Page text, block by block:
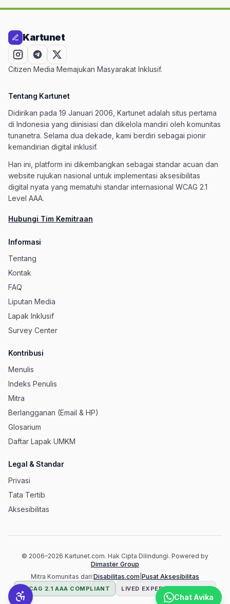
Kartunet
Citizen Media Memajukan Masyarakat Inklusif.
Tentang Kartunet
Didirikan pada 19 Januari 2006, Kartunet adalah situs pertama
di Indonesia yang diinisiasi dan dikelola mandiri oleh komunitas
tunanetra. Selama dua dekade, kami berdiri sebagai pionir
kemandirian digital inklusif.
Hari ini, platform ini dikembangkan sebagai standar acuan dan
website rujukan nasional untuk implementasi aksesibilitas
digital nyata yang mematuhi standar internasional WCAG 2.1
Level AAA.
Hubungi Tim Kemitraan
Informasi
Tentang
Kontak
FAQ
Liputan Media
Lapak Inklusif
Survey Center
Kontribusi
Menulis
Indeks Penulis
Mitra
Berlangganan (Email & HP)
Glosarium
Daftar Lapak UMKM
Legal & Standar
Privasi
Tata Tertib
Aksesibilitas
© 2006–2026 Kartunet.com. Hak Cipta Dilindungi. Powered by
Dimaster Group
Mitra Komunitas dari:Disabilitas.com Pusat Aksesibilitas
WCAG 2.1 AAA COMPLIANT LIVED EXPERIENCE TESTED
Chat Avika